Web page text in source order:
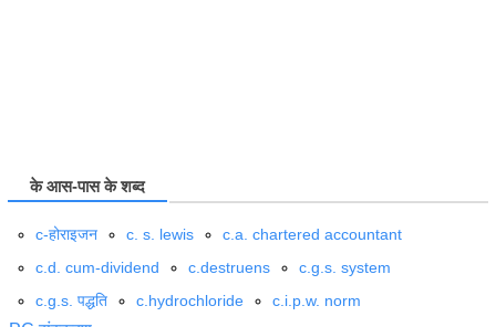
के आस-पास के शब्द
c-होराइजन c. s. lewis
c.a. chartered accountant
c.d. cum-dividend
c.destruens
c.g.s. system
c.g.s. पद्धति
c.hydrochloride c.i.p.w. norm